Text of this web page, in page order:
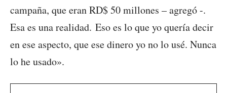
campaña, que eran RD$ 50 millones – agregó -.
Esa es una realidad. Eso es lo que yo quería decir
en ese aspecto, que ese dinero yo no lo usé. Nunca
lo he usado».